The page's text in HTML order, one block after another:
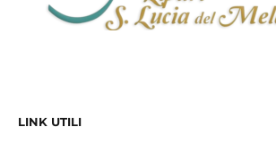
LINK UTILI